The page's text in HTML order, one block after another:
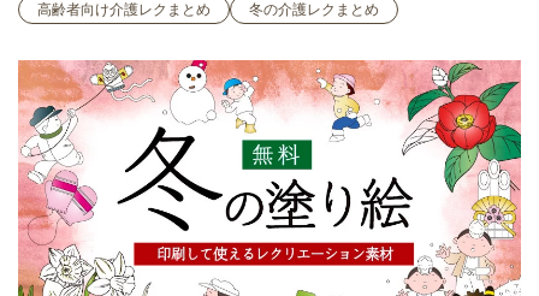
高齢者向け介護レクまとめ 冬の介護レクまとめ